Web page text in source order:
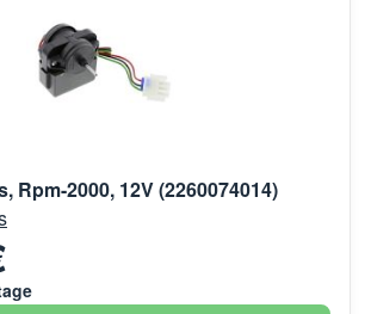
Rpm-2000, 12V (2260074014)